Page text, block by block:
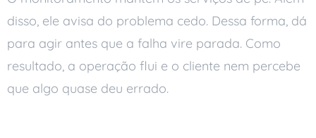
disso, ele avisa do problema cedo. Dessa forma, dá
para agir antes que a falha vire parada. Como
resultado, a operação flui e o cliente nem percebe
que algo quase deu errado.